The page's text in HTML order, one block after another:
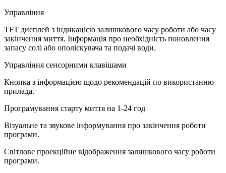
Управління
TFT дисплей з індикацією залишкового часу роботи або часу
закінчення миття. Інформація про необхідність поновлення
запасу солі або ополіскувача та подачі води.
Управління сенсорними клавішами
Кнопка з інформацією щодо рекомендацій по використанню
прилада.
Програмування старту миття на 1-24 год
Візуальне та звукове інформування про закінчення роботи
програми.
Світлове проекційне відображення залишкового часу роботи
програми.